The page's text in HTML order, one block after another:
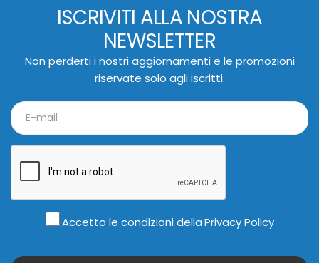
ISCRIVITI ALLA NOSTRA
NEWSLETTER
Non perderti i nostri aggiornamenti e le promozioni
riservate solo agli iscritti.
Accetto le condizioni dellaPrivacy Policy